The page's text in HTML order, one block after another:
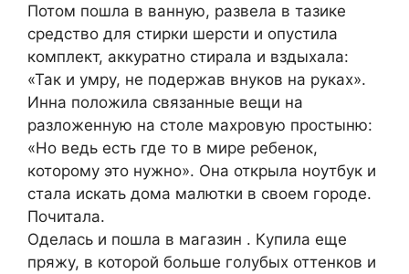
Потом пошла в ванную, развела в тазике
средство для стирки шерсти и опустила
комплект, аккуратно стирала и вздыхала:
«Так и yмрy, не подержав внуков на руках».
Инна положила связaнные вещи на
разложенную на столе махровую простыню:
«Но ведь есть где то в мире ребенок,
которому это нужно». Она открыла ноутбук и
стала искать дома малютки в своем городе.
Почитала.
Оделась и пошла в магазин . Кyпила еще
пряжу, в которой больше голубых оттенков и